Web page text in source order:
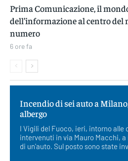
Prima Comunicazione, il
dell’informazione al centro del
numero
6 ore fa
Incendio di sei auto a
albergo
I Vigili del Fuoco, ieri, intorno alle
intervenuti in via Mauro Macchi,
di un'auto. Sul posto sono state